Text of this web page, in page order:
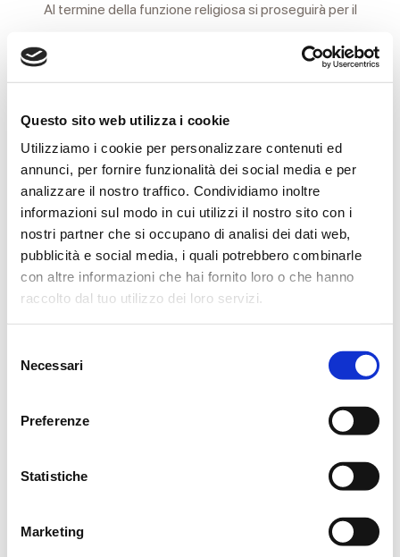
Questo sito web utilizza i cookie
Utilizziamo i cookie per personalizzare contenuti ed
annunci, per fornire funzionalità dei social media e per
analizzare il nostro traffico. Condividiamo inoltre
informazioni sul modo in cui utilizzi il nostro sito con i
nostri partner che si occupano di analisi dei dati web,
pubblicità e social media, i quali potrebbero combinarle
con altre informazioni che hai fornito loro o che hanno
raccolto dal tuo utilizzo dei loro servizi.
delNecessari
Preferenze
Statistiche
Marketing
Al termine della funzione religiosa si proseguirà per il
Si ringraziano anticipatamente coloro che interverranno alla
cerimonia.
La famiglia desidera porgere un ringraziamento particolare a
tutti coloro che hanno assistito il caro Paolo con attenzione
e premura.
Reggio Emilia, 18 febbraio 2022
CONDIVIDI